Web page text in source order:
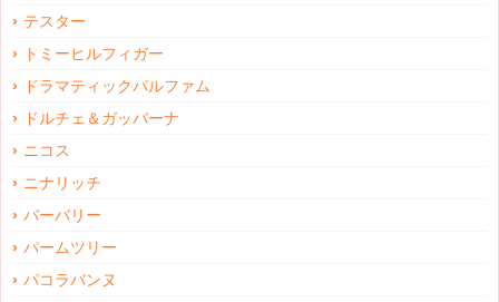
テスター
トミーヒルフィガー
ドラマティックパルファム
ドルチェ＆ガッバーナ
ニコス
ニナリッチ
バーバリー
パームツリー
パコラバンヌ